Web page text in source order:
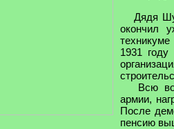
Дядя
окончил
1931
Всю
армии,
После
пенсию